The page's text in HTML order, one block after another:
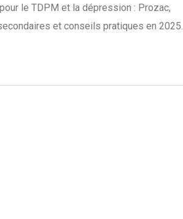
le TDPM et la dépression : Prozac,
et conseils pratiques en 2025.